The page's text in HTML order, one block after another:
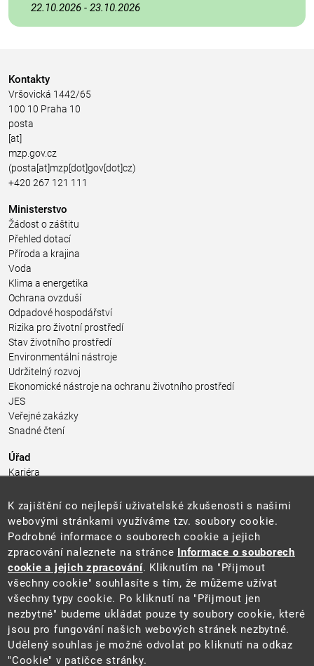
22.10.2026 - 23.10.2026
Kontakty
Vršovická 1442/65
100 10 Praha 10
posta
[at]
mzp.gov.cz
(posta[at]mzp[dot]gov[dot]cz)
+420 267 121 111
Ministerstvo
Žádost o záštitu
Přehled dotací
Příroda a krajina
Voda
Klima a energetika
Ochrana ovzduší
Odpadové hospodářství
Rizika pro životní prostředí
Stav životního prostředí
Environmentální nástroje
Udržitelný rozvoj
Ekonomické nástroje na ochranu životního prostředí
JES
Veřejné zakázky
Snadné čtení
Úřad
Kariéra
Pro média a veřejnost
Povinně zveřejňované informace
Kontakty
Přistupnost budovy úřadu MŽP
(PDF, 204 kB)
Web
Aktuality
Ochrana osobních údajů
Prohlášení o přístupnosti
Zásady používání cookies
Mapa webu
K zajištění co nejlepší uživatelské zkušenosti s našimi
webovými stránkami využíváme tzv. soubory cookie.
Podrobné informace o souborech cookie a jejich
zpracování naleznete na stránce Informace o souborech
cookie a jejich zpracování. Kliknutím na "Přijmout
všechny cookie" souhlasíte s tím, že můžeme užívat
všechny typy cookie. Po kliknutí na "Přijmout jen
nezbytné" budeme ukládat pouze ty soubory cookie, které
jsou pro fungování našich webových stránek nezbytné.
Udělený souhlas je možné odvolat po kliknutí na odkaz
"Cookie" v patičce stránky.